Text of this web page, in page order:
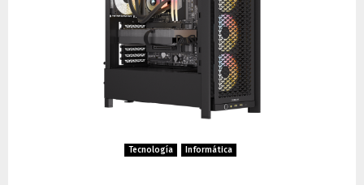
Tecnología Informática